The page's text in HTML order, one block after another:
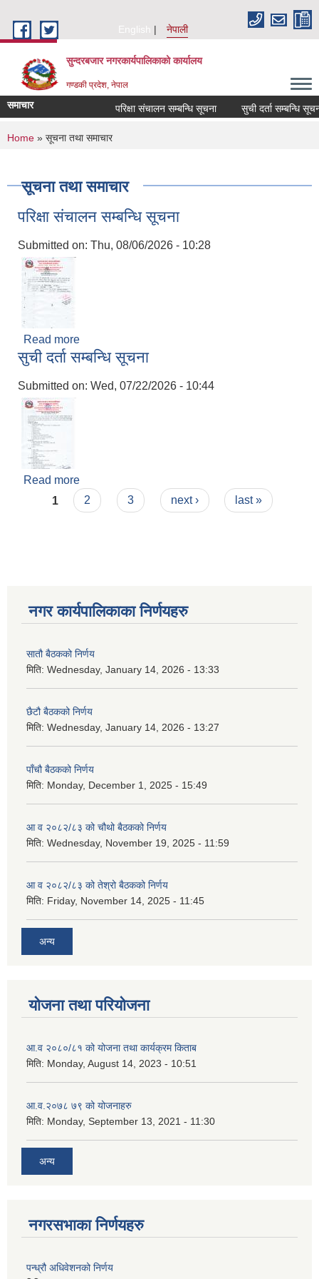
English
नेपाली
सुन्दरबजार नगरकार्यपालिकाको कार्यालय
गण्डकी प्रदेश, नेपाल
समाचार परिक्षा संचालन सम्बन्धि सूचना सुची दर्ता सम्बन्धि सूचना
You are here
Home » सूचना तथा समाचार
सूचना तथा समाचार
परिक्षा संचालन सम्बन्धि सूचना
Submitted on: Thu, 08/06/2026 - 10:28
Read more
सुची दर्ता सम्बन्धि सूचना
Submitted on: Wed, 07/22/2026 - 10:44
Read more
Pages
1 2 3 next › last »
नगर कार्यपालिकाका निर्णयहरु
सातौ बैठकको निर्णय
मिति: Wednesday, January 14, 2026 - 13:33
छैटौ बैठकको निर्णय
मिति: Wednesday, January 14, 2026 - 13:27
पाँचौ बैठकको निर्णय
मिति: Monday, December 1, 2025 - 15:49
आ व २०८२/८३ को चौथो बैठकको निर्णय
मिति: Wednesday, November 19, 2025 - 11:59
आ व २०८२/८३ को तेश्रो बैठकको निर्णय
मिति: Friday, November 14, 2025 - 11:45
अन्य
योजना तथा परियोजना
आ.व २०८०/८१ को योजना तथा कार्यक्रम किताब
मिति: Monday, August 14, 2023 - 10:51
आ.व.२०७८ ७९ को योजनाहरु
मिति: Monday, September 13, 2021 - 11:30
अन्य
नगरसभाका निर्णयहरु
पन्ध्रौ अधिवेशनको निर्णय